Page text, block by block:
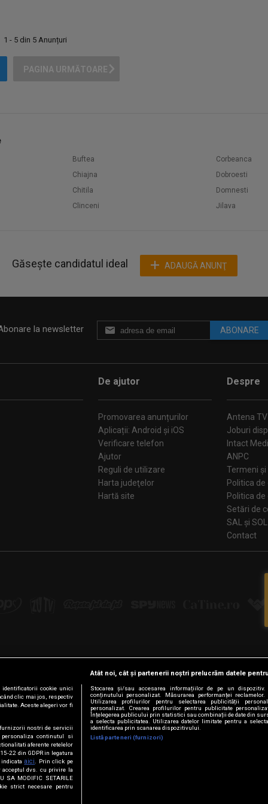
1 - 5 din 5 Anunțuri
PAGINA URMĂTOARE
Buftea
Chiajna
Chitila
Clinceni
Corbeanca
Dobroesti
Domnesti
Jilava
Găsește candidatul ideal ADAUGĂ ANUNŢ
la newsletter ABONARE
De ajutor
Promovarea anunțurilor
Aplicații: Android și iOS
Verificare telefon
Ajutor
Reguli de utilizare
Harta judeţelor
Hartă site
Despre
Antena TV
Joburi
Intact
ANPC
Termeni
Politica de
Politica
SAL și SOL
Contact
Urmărește-ne pe:
FacebookLinkedInYouTubeInstagramPinterestTiktok
© Intact Media Group
cookie unici
clic mai jos, respectiv
Aceste alegeri vor fi
furnizorii nostri de servicii
personaliza continutul si
aferente retelelor
22 din GDPR in legatura
indicataaici . Prin click pe
acceptul dvs. cu privire la
SA MODIFIC SETARILE
strict necesare pentru
Atât noi, cât și partenerii noștri prelucrăm datele
Stocarea și/sau accesarea informațiilor de pe un
conținutului personalizat. Măsurarea performanței
Utilizarea profilurilor pentru selectarea publicității
personalizat. Crearea profilurilor pentru publicitate
Înțelegerea publicului prin statistici sau combinații de date din
a selecta publicitatea. Utilizarea datelor limitate pentru a
identificarea prin scanarea dispozitivului.
Listă parteneri (furnizori)